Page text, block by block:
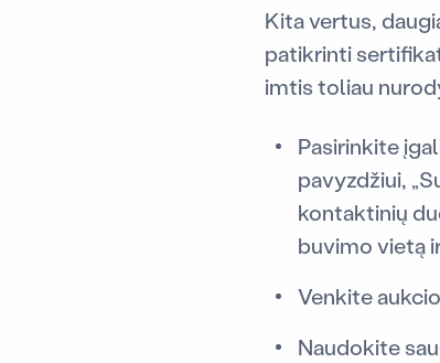
Kita vertus,
patikrinti
imtis toliau
Pasirinkite
pavyzdžiui,
kontaktinių
buvimo vietą
Venkite
Naudokite